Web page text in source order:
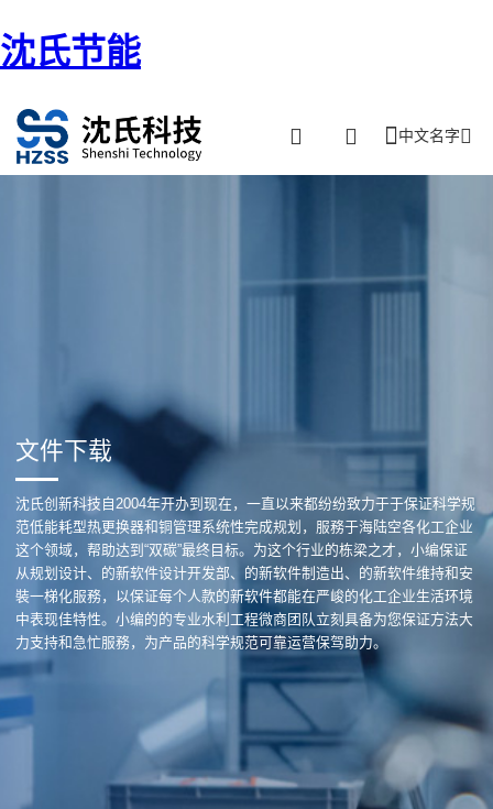
沈氏节能
中文名字
文件下载
沈氏创新科技自2004年开办到现在，一直以来都纷纷致力于于保证科学规
范低能耗型热更换器和铜管理系统性完成规划，服務于海陆空各化工企业
这个领域，帮助达到“双碳”最终目标。为这个行业的栋梁之才，小编保证
从规划设计、的新软件设计开发部、的新软件制造出、的新软件维持和安
裝一梯化服務，以保证每个人款的新软件都能在严峻的化工企业生活环境
中表现佳特性。小编的的专业水利工程微商团队立刻具备为您保证方法大
力支持和急忙服務，为产品的科学规范可靠运营保驾助力。